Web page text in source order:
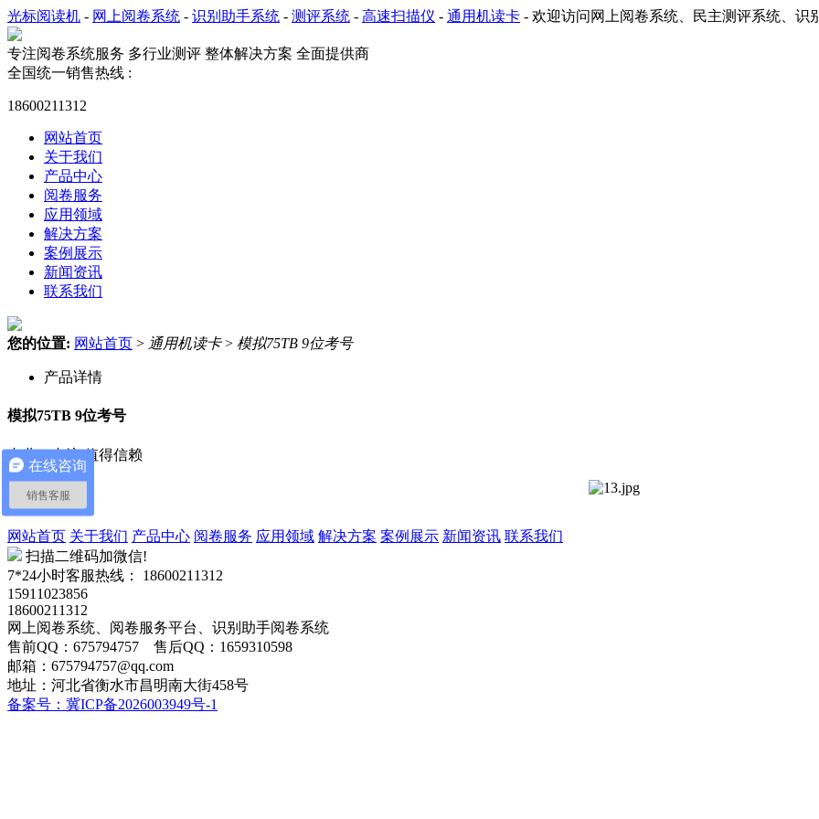
光标阅读机 - 网上阅卷系统 - 识别助手系统 - 测评系统 - 高速扫描仪 - 通用机读卡 - 欢迎访问网上阅卷系统、民主测评系统、识
专注阅卷系统服务 多行业测评 整体解决方案 全面提供商
全国统一销售热线 :
18600211312
网站首页
关于我们
产品中心
阅卷服务
应用领域
解决方案
案例展示
新闻资讯
联系我们
您的位置: 网站首页 > 通用机读卡 > 模拟75TB 9位考号
产品详情
模拟75TB 9位考号
专业、专注 值得信赖
网站首页 关于我们 产品中心 阅卷服务 应用领域 解决方案 案例展示 新闻资讯 联系我们
扫描二维码加微信!
7*24小时客服热线：
18600211312
15911023856
18600211312
网上阅卷系统、阅卷服务平台、识别助手阅卷系统
售前QQ：675794757 售后QQ：1659310598
邮箱：675794757@qq.com
地址：河北省衡水市昌明南大街458号
备案号：冀ICP备2026003949号-1
在线咨询
销售客服